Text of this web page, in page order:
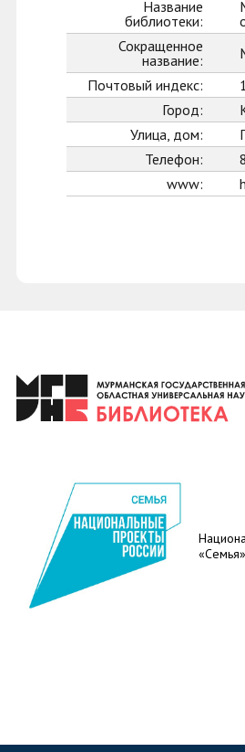
Название
библиотеки:
Сокращенное
название:
Почтовый индекс:
Город:
Улица, дом:
Телефон:
www:
«Семья»